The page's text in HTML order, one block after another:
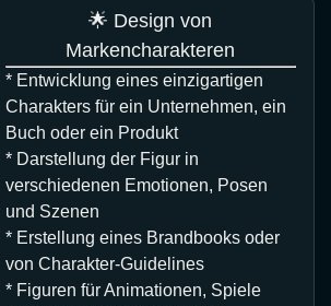
🌟 Design von
Markencharakteren
* Entwicklung eines einzigartigen
Charakters für ein Unternehmen, ein
Buch oder ein Produkt
* Darstellung der Figur in
verschiedenen Emotionen, Posen
und Szenen
* Erstellung eines Brandbooks oder
von Charakter-Guidelines
* Figuren für Animationen, Spiele